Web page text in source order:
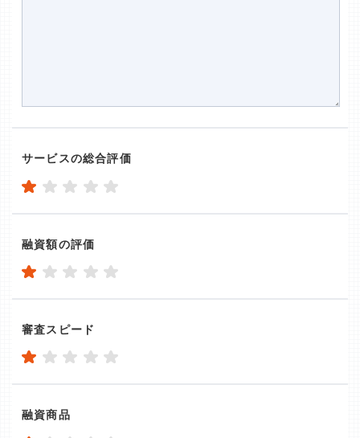
サービスの総合評価
融資額の評価
審査スピード
融資商品